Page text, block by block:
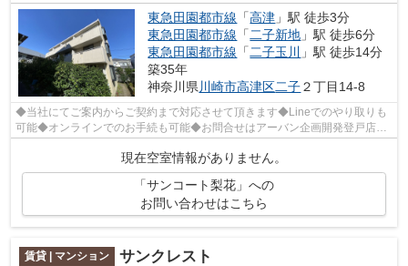
東急田園都市線 「高津 」駅 徒歩3分
東急田園都市線 「二子新地 」駅 徒歩6分
東急田園都市線 「二子玉川
」駅 徒歩14分
築35年
神奈川県川崎市高津区二子２丁目14-8
◆当社にてご案内からご契約まで対応させて頂きます◆Lineでのやり取りも
可能◆オンラインでのお手続も可能◆お問合せはアーバン企画開発登戸店
(044-932-6015)まで◆
現在空室情報がありません。
「サンコート梨花」への
お問い合わせはこちら
賃貸 | マンション サンクレスト